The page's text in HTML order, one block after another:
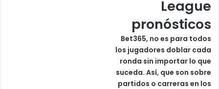
League
pronósticos
Bet365, no es para todos
los jugadores doblar cada
ronda sin importar lo que
suceda. Así, que son sobre
partidos o carreras en los